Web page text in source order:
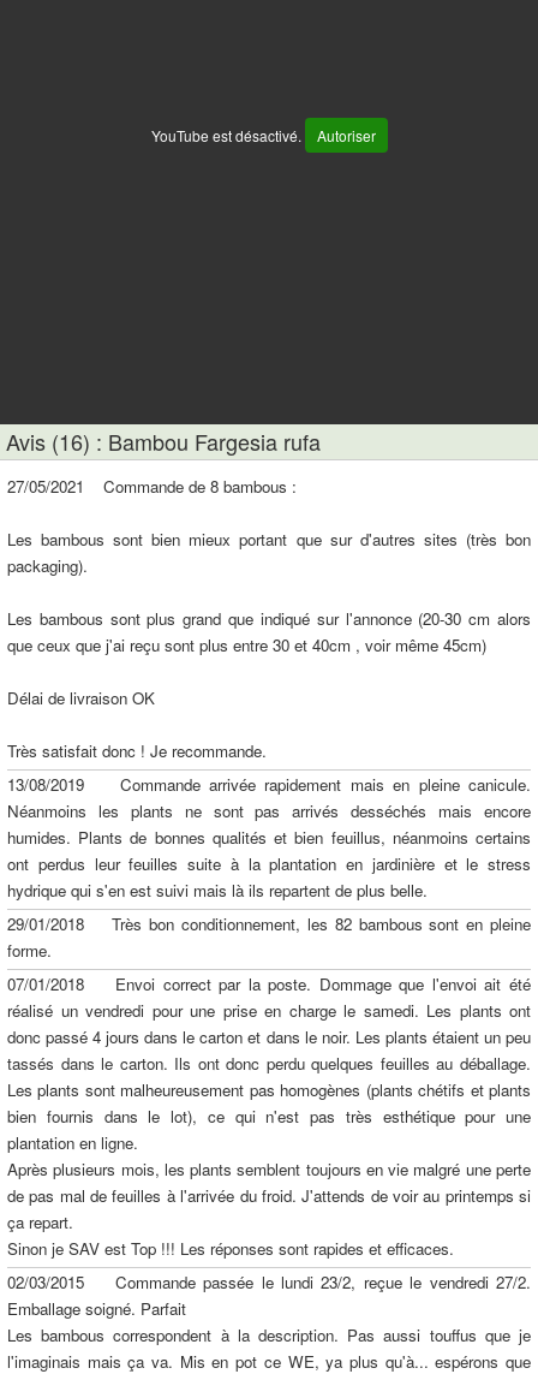
YouTube est désactivé. Autoriser
Avis (16) : Bambou Fargesia rufa
27/05/2021 Commande de 8 bambous :
Les bambous sont bien mieux portant que sur d'autres sites (très bon
packaging).
Les bambous sont plus grand que indiqué sur l'annonce (20-30 cm alors
que ceux que j'ai reçu sont plus entre 30 et 40cm , voir même 45cm)
Délai de livraison OK
Très satisfait donc ! Je recommande.
13/08/2019 Commande arrivée rapidement mais en pleine canicule.
Néanmoins les plants ne sont pas arrivés desséchés mais encore
humides. Plants de bonnes qualités et bien feuillus, néanmoins certains
ont perdus leur feuilles suite à la plantation en jardinière et le stress
hydrique qui s'en est suivi mais là ils repartent de plus belle.
29/01/2018 Très bon conditionnement, les 82 bambous sont en pleine
forme.
07/01/2018 Envoi correct par la poste. Dommage que l'envoi ait été
réalisé un vendredi pour une prise en charge le samedi. Les plants ont
donc passé 4 jours dans le carton et dans le noir. Les plants étaient un peu
tassés dans le carton. Ils ont donc perdu quelques feuilles au déballage.
Les plants sont malheureusement pas homogènes (plants chétifs et plants
bien fournis dans le lot), ce qui n'est pas très esthétique pour une
plantation en ligne.
Après plusieurs mois, les plants semblent toujours en vie malgré une perte
de pas mal de feuilles à l'arrivée du froid. J'attends de voir au printemps si
ça repart.
Sinon je SAV est Top !!! Les réponses sont rapides et efficaces.
02/03/2015 Commande passée le lundi 23/2, reçue le vendredi 27/2.
Emballage soigné. Parfait
Les bambous correspondent à la description. Pas aussi touffus que je
l'imaginais mais ça va. Mis en pot ce WE, ya plus qu'à... espérons que